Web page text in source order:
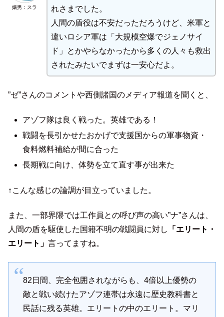
嫡男：スラ
れさまでした。
人間の盾役は不安だっただろうけど、米軍と
違いロシア軍は「大規模空爆でジェノサイ
ド」とかやらなかったから多くの人々も救出
されたみたいでまずは一安心だよ。
”ゼ”さんのコメントや西側諸国のメディア報道を聞くと、
アゾフ隊は良く戦った。英雄である！
戦闘を長引かせたおかげで支援国からの軍事物資・
食料燃料補給が間に合った
長期戦に向け、体勢を立て直す事が出来た
↑こんな感じの論調が目立っていました。
また、一部界隈では工作員との呼び声の高い”ナ”さんは、
人間の盾を駆使した国籍不明の戦闘員に対し
「エリート・
エリート」 言ってますね。
82日間、完全包囲されながらも、4倍以上優勢の
敵と戦い続けたアゾフ連帯は永遠に歴史教科書と
民話に残る英雄。エリートの中のエリート。マリ